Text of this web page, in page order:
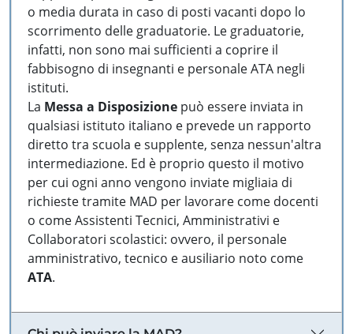
o media durata in caso di posti vacanti dopo lo
scorrimento delle graduatorie. Le graduatorie,
infatti, non sono mai sufficienti a coprire il
fabbisogno di insegnanti e personale ATA negli
istituti.
La Messa a Disposizione può essere inviata in
qualsiasi istituto italiano e prevede un rapporto
diretto tra scuola e supplente, senza nessun'altra
intermediazione. Ed è proprio questo il motivo
per cui ogni anno vengono inviate migliaia di
richieste tramite MAD per lavorare come docenti
o come Assistenti Tecnici, Amministrativi e
Collaboratori scolastici: ovvero, il personale
amministrativo, tecnico e ausiliario noto come
ATA.